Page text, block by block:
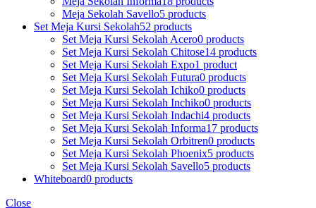
Meja Sekolah Savello5 products
Set Meja Kursi Sekolah52 products
Set Meja Kursi Sekolah Acero0 products
Set Meja Kursi Sekolah Chitose14 products
Set Meja Kursi Sekolah Expo1 product
Set Meja Kursi Sekolah Futura0 products
Set Meja Kursi Sekolah Ichiko0 products
Set Meja Kursi Sekolah Inchiko0 products
Set Meja Kursi Sekolah Indachi4 products
Set Meja Kursi Sekolah Informa17 products
Set Meja Kursi Sekolah Orbitren0 products
Set Meja Kursi Sekolah Phoenix5 products
Set Meja Kursi Sekolah Savello5 products
Whiteboard0 products
Close